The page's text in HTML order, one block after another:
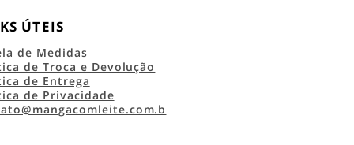
ÚTEIS
de Medidas
de Troca e Devolução
de Entrega
de Privacidade